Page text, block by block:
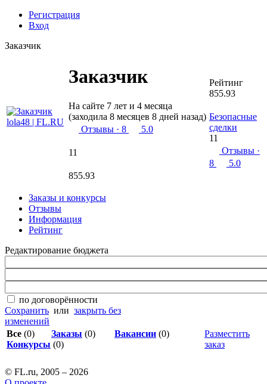
Регистрация
Вход
Заказчик
Заказчик
На сайте 7 лет и 4 месяца
(заходила 8 месяцев 8 дней назад)
Отзывы · 8 5.0
11
855.93
Рейтинг
855.93
Безопасные
сделки
11
Отзывы ·
8
5.0
Заказы и конкурсы
Отзывы
Информация
Рейтинг
Редактирование бюджета
по договорённости
Сохранить или закрыть без
изменений
Все (0) Заказы (0) Вакансии (0)
Конкурсы (0)
Разместить
заказ
© FL.ru, 2005 – 2026